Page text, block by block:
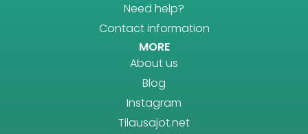
Need help?
Contact information
MORE
About us
Blog
Instagram
Tilausajot.net